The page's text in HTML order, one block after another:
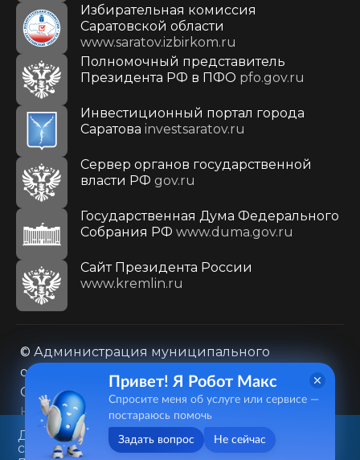
Избирательная комиссия
Саратовской области
www.saratov.izbirkom.ru
Полномочный представитель
Президента РФ в ПФО pfo.gov.ru
Инвестиционный портал города
Саратова investsaratov.ru
Сервер органов государственной
власти РФ gov.ru
Государственная Дума Федерального
Собрания РФ www.duma.gov.ru
Cайт Президента России
www.kremlin.ru
© Администрация муниципального
образования городского округа «Город
Саратов»
Контакты
Карта сайта
Политика в отношении обработки
персональных данных
Данный веб-сайт использует
cookie-файлы в целях
Привет! Я Робот Макс
Спросите меня об услуге или сервисе —
постараюсь помочь
Задать вопрос Не сейчас